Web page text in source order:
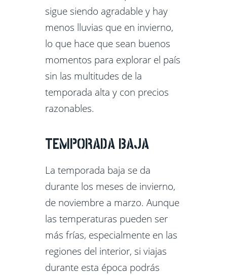
sigue siendo agradable y hay
menos lluvias que en invierno,
lo que hace que sean buenos
momentos para explorar el país
sin las multitudes de la
temporada alta y con precios
razonables.
TEMPORADA BAJA
La temporada baja se da
durante los meses de invierno,
de noviembre a marzo. Aunque
las temperaturas pueden ser
más frías, especialmente en las
regiones del interior, si viajas
durante esta época podrás